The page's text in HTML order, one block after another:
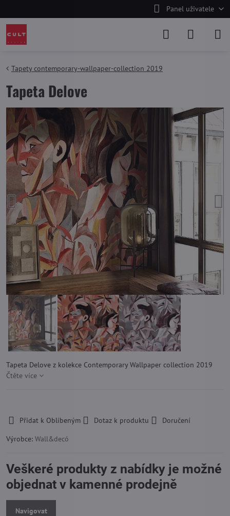
Panel uživatele
Tapety contemporary-wallpaper-collection 2019
Tapeta Delove
Tapeta Delove z kolekce Contemporary Wallpaper collection 2019
Čtěte více
Přidat k Oblíbeným
Dotaz k produktu
Doručení
Výrobce: Wall&decó
Veškeré produkty z nabídky je možné
objednat v kamenné prodejně
Navigovat